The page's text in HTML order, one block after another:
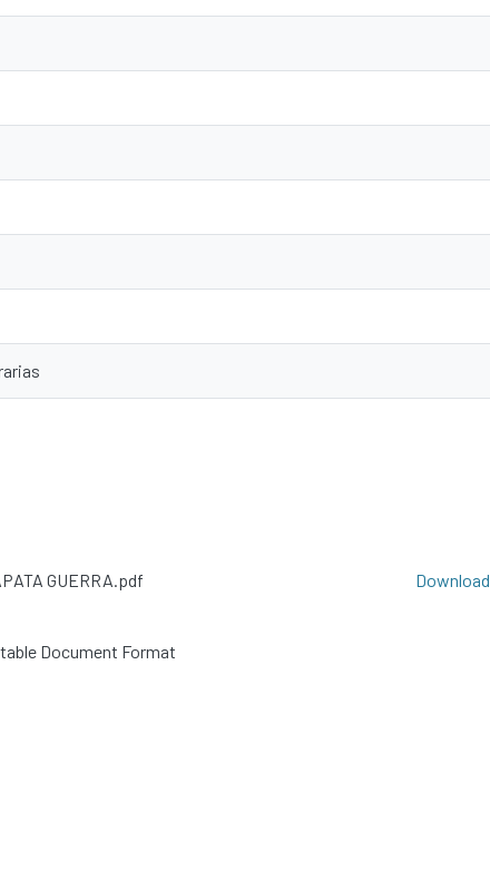
GUERRA.pdf
Document Format
Download